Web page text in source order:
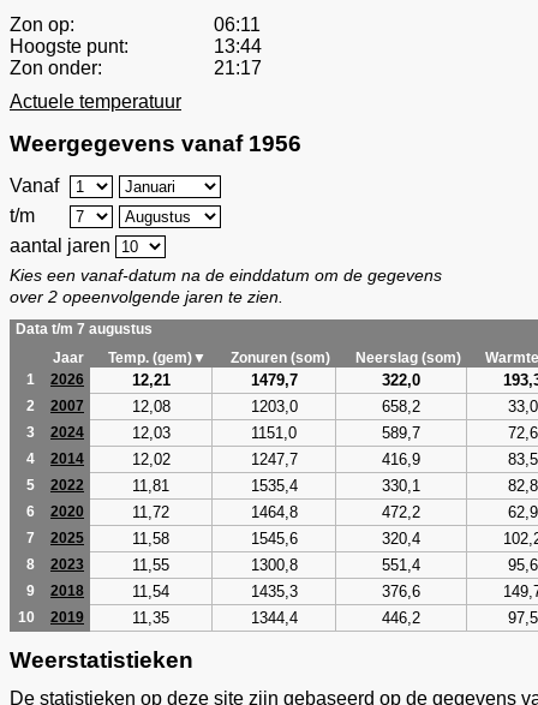
Zon op:
06:11
Hoogste punt:
13:44
Zon onder:
21:17
Actuele temperatuur
Weergegevens vanaf 1956
Vanaf
t/m
aantal jaren
Kies een vanaf-datum na de einddatum om de gegevens
over 2 opeenvolgende jaren te zien.
Data t/m 7 augustus
Jaar
Temp. (gem)▼ Zonuren (som) Neerslag (som)
1
2026 12,21 1479,7 322,0
2 2007 12,08 1203,0 658,2 33,0
3 2024 12,03 1151,0 589,7 72,6
4 2014 12,02 1247,7 416,9 83,5
5 2022 11,81 1535,4 330,1 82,8
6 2020 11,72 1464,8 472,2 62,9
7 2025 11,58 1545,6 320,4
8 2023 11,55 1300,8 551,4 95,6
9 2018 11,54 1435,3 376,6
10 2019 11,35 1344,4 446,2 97,5
Weerstatistieken
De statistieken op deze site zijn gebaseerd op de gegevens